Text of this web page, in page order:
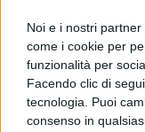
Noi e i nostri
come i cookie per
funzionalità per
Facendo clic di
tecnologia. Puoi
consenso in
tempo ancora.
al lavoro
stoppata dalla
essere stata